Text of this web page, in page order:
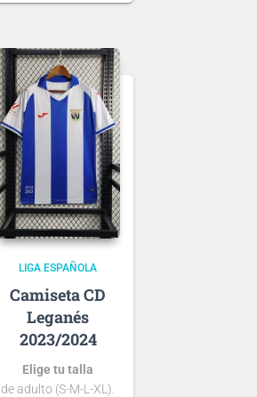
nombre y número
personalizado o bien
de algún jugador, lo
que escribas será lo
que grabemos en tu
camiseta.
Ten en cuenta que si
aún no se ha
presentado la nueva
de …
LIGA ESPAÑOLA
CD
Leganés
2023/2024
Elige tu talla
de adulto (S-M-L-XL).